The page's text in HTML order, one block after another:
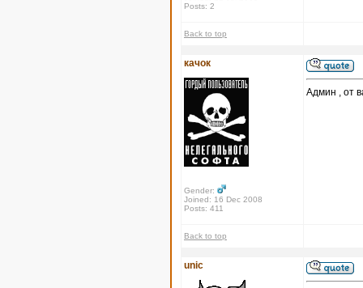
Posts: 2
Back to top
качок
Gender:
Joined: 16 Dec 2008
Posts: 411
Админ , от
Back to top
unic